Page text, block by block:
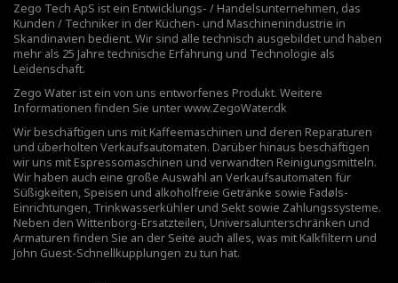
Zego Tech ApS ist ein Entwicklungs- / Handelsunternehmen, das
Kunden / Techniker in der Küchen- und Maschinenindustrie in
Skandinavien bedient. Wir sind alle technisch ausgebildet und haben
mehr als 25 Jahre technische Erfahrung und Technologie als
Leidenschaft.
Zego Water ist ein von uns entworfenes Produkt. Weitere
Informationen finden Sie unterwww.ZegoWater.dk
Wir beschäftigen uns mit Kaffeemaschinen und deren Reparaturen
und überholten Verkaufsautomaten. Darüber hinaus beschäftigen
wir uns mit Espressomaschinen und verwandten Reinigungsmitteln.
Wir haben auch eine große Auswahl an Verkaufsautomaten für
Süßigkeiten, Speisen und alkoholfreie Getränke sowie Fadøls-
Einrichtungen, Trinkwasserkühler und Sekt sowie Zahlungssysteme.
Neben den Wittenborg-Ersatzteilen, Universalunterschränken und
Armaturen finden Sie an der Seite auch alles, was mit Kalkfiltern und
John Guest-Schnellkupplungen zu tun hat.